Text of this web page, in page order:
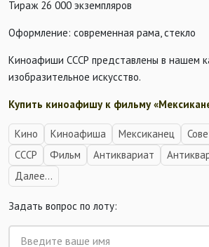
Тираж 26 000 экземпляров
Оформление: современная рама, стекло
Киноафиши СССР представлены в нашем
изобразительное искусство.
Купить киноафишу к фильму
Кино Киноафиша Мексиканец
СССР
Фильм Антиквариат
Далее...
Задать вопрос по лоту: